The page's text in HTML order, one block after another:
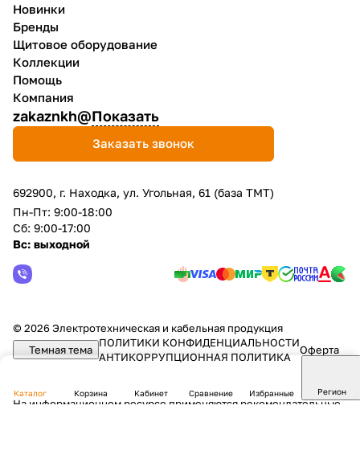
Каталог Корзина Кабинет Сравнение Избранные Регион
Новинки
Бренды
Щитовое оборудование
Коллекции
Помощь
Компания
zakaznkh@Показать
Заказать звонок
692900, г. Находка, ул. Угольная, 61 (база ТМТ)
Пн-Пт: 9:00-18:00
Сб: 9:00-17:00
Вс: выходной
© 2026 Электротехническая и кабельная продукция
Темная тема
ПОЛИТИКИ КОНФИДЕНЦИАЛЬНОСТИ
АНТИКОРРУПЦИОННАЯ ПОЛИТИКА
Оферта
На информационном ресурсе применяются рекомендательные